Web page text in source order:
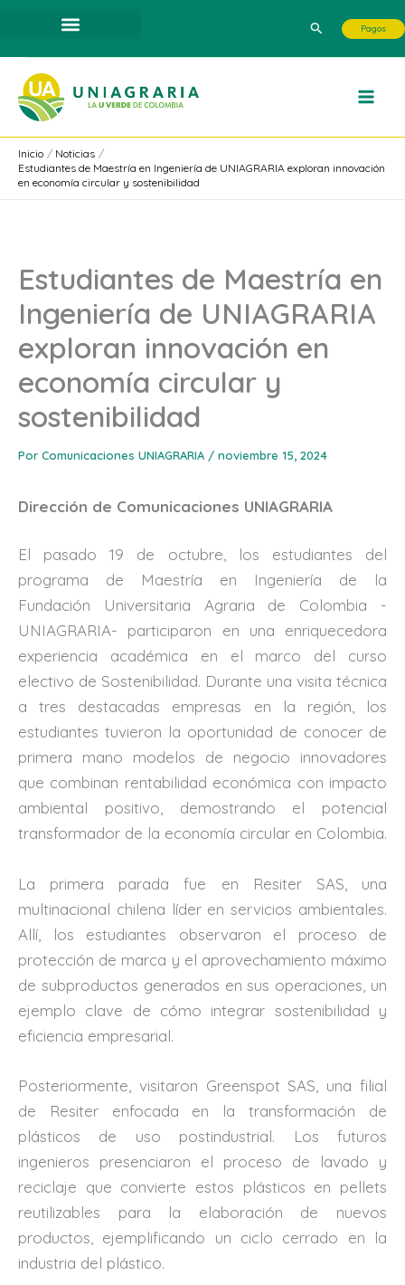
contenido
Buscar Pagos
Inicio
Noticias
Estudiantes de Maestría en Ingeniería de UNIAGRARIA exploran innovación
en economía circular y sostenibilidad
Estudiantes de Maestría en
Ingeniería de UNIAGRARIA
exploran innovación en
economía circular y
sostenibilidad
Por Comunicaciones UNIAGRARIA / noviembre 15, 2024
Dirección de Comunicaciones UNIAGRARIA
El pasado 19 de octubre, los estudiantes del
programa de Maestría en Ingeniería de la
Fundación Universitaria Agraria de Colombia -
UNIAGRARIA- participaron en una enriquecedora
experiencia académica en el marco del curso
electivo de Sostenibilidad. Durante una visita técnica
a tres destacadas empresas en la región, los
estudiantes tuvieron la oportunidad de conocer de
primera mano modelos de negocio innovadores
que combinan rentabilidad económica con impacto
ambiental positivo, demostrando el potencial
transformador de la economía circular en Colombia.
La primera parada fue en Resiter SAS, una
multinacional chilena líder en servicios ambientales.
Allí, los estudiantes observaron el proceso de
protección de marca y el aprovechamiento máximo
de subproductos generados en sus operaciones, un
ejemplo clave de cómo integrar sostenibilidad y
eficiencia empresarial.
Posteriormente, visitaron Greenspot SAS, una filial
de Resiter enfocada en la transformación de
plásticos de uso postindustrial. Los futuros
ingenieros presenciaron el proceso de lavado y
reciclaje que convierte estos plásticos en pellets
reutilizables para la elaboración de nuevos
productos, ejemplificando un ciclo cerrado en la
industria del plástico.